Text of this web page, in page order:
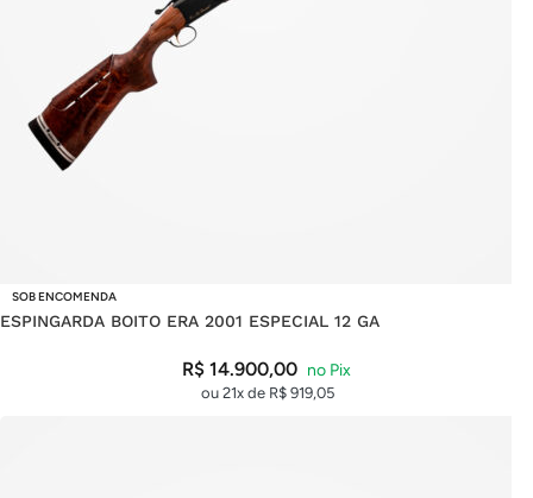
SOB ENCOMENDA
ESPINGARDA BOITO ERA 2001 ESPECIAL 12 GA
R$ 14.900,00
ou 21x de R$919,05